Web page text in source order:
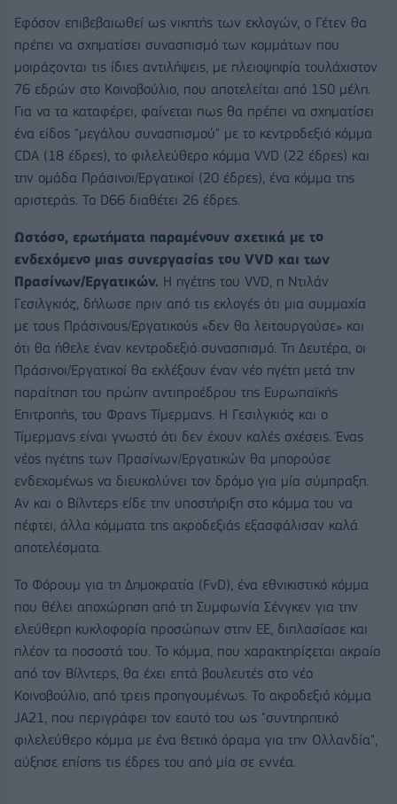
Εφόσον επιβεβαιωθεί ως νικητής των εκλογών, ο Γέτεν θα
πρέπει να σχηματίσει συνασπισμό των κομμάτων που
μοιράζονται τις ίδιες αντιλήψεις, με πλειοψηφία τουλάχιστον
76 εδρών στο Κοινοβούλιο, που αποτελείται από 150 μέλη.
Για να τα καταφέρει, φαίνεται πως θα πρέπει να σχηματίσει
ένα είδος "μεγάλου συνασπισμού" με το κεντροδεξιό κόμμα
CDA (18 έδρες), το φιλελεύθερο κόμμα VVD (22 έδρες) και
την ομάδα Πράσινοι/Εργατικοί (20 έδρες), ένα κόμμα της
αριστεράς. Το D66 διαθέτει 26 έδρες.
Ωστόσο, ερωτήματα παραμένουν σχετικά με το
ενδεχόμενο μιας συνεργασίας του VVD και των
Πρασίνων/Εργατικών. Η ηγέτης του VVD, η Ντιλάν
Γεσιλγκιόζ, δήλωσε πριν από τις εκλογές ότι μια συμμαχία
με τους Πράσινους/Εργατικούς «δεν θα λειτουργούσε» και
ότι θα ήθελε έναν κεντροδεξιό συνασπισμό. Τη Δευτέρα, οι
Πράσινοι/Εργατικοί θα εκλέξουν έναν νέο ηγέτη μετά την
παραίτηση του πρώην αντιπροέδρου της Ευρωπαϊκής
Επιτροπής, του Φρανς Τίμερμανς. Η Γεσιλγκιόζ και ο
Τίμερμανς είναι γνωστό ότι δεν έχουν καλές σχέσεις. Ένας
νέος ηγέτης των Πρασίνων/Εργατικών θα μπορούσε
ενδεχομένως να διευκολύνει τον δρόμο για μία σύμπραξη.
Αν και ο Βίλντερς είδε την υποστήριξη στο κόμμα του να
πέφτει, άλλα κόμματα της ακροδεξιάς εξασφάλισαν καλά
αποτελέσματα.
Το Φόρουμ για τη Δημοκρατία (FvD), ένα εθνικιστικό κόμμα
που θέλει αποχώρηση από τη Συμφωνία Σένγκεν για την
ελεύθερη κυκλοφορία προσώπων στην ΕΕ, διπλασίασε και
πλέον τα ποσοστά του. Το κόμμα, που χαρακτηρίζεται ακραίο
από τον Βίλντερς, θα έχει επτά βουλευτές στο νέο
Κοινοβούλιο, από τρεις προηγουμένως. Το ακροδεξιό κόμμα
JA21, που περιγράφει τον εαυτό του ως "συντηρητικό
φιλελεύθερο κόμμα με ένα θετικό όραμα για την Ολλανδία",
αύξησε επίσης τις έδρες του από μία σε εννέα.